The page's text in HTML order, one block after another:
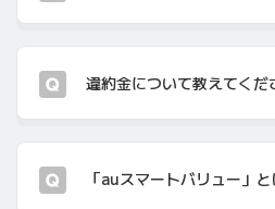
違約金について教えてくだ
「auスマートバリュー」